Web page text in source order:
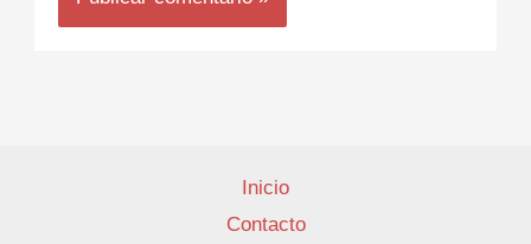
Inicio
Contacto